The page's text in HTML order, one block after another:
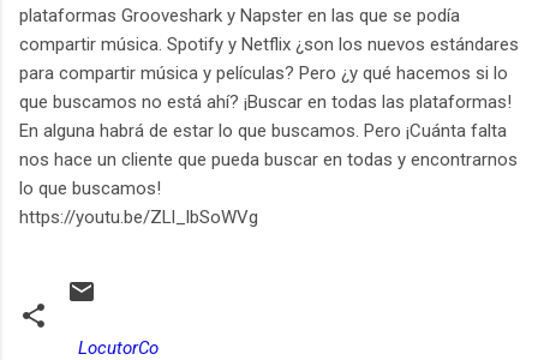
plataformas Grooveshark y Napster en las que se podía
compartir música. Spotify y Netflix ¿son los nuevos estándares
para compartir música y películas? Pero ¿y qué hacemos si lo
que buscamos no está ahí? ¡Buscar en todas las plataformas!
En alguna habrá de estar lo que buscamos. Pero ¡Cuánta falta
nos hace un cliente que pueda buscar en todas y encontrarnos
lo que buscamos!
https://youtu.be/ZLl_lbSoWVg
LocutorCo